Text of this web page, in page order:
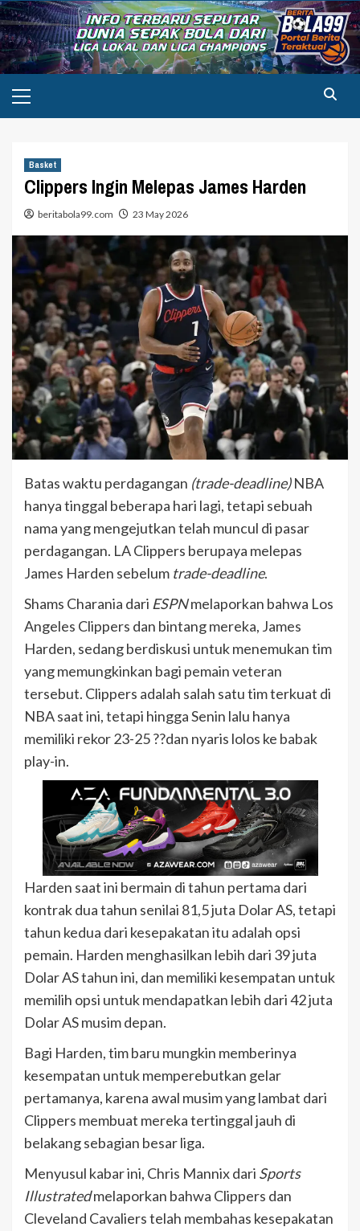
Skip
to
content
Menu
Basket
Clippers Ingin Melepas James Harden
beritabola99.com 23 May 2026
Batas waktu perdagangan (trade-deadline)NBA
hanya tinggal beberapa hari lagi, tetapi sebuah
nama yang mengejutkan telah muncul di pasar
perdagangan. LA Clippers berupaya melepas
James Harden sebelum trade-deadline.
Shams Charania dari ESPNmelaporkan bahwa Los
Angeles Clippers dan bintang mereka, James
Harden, sedang berdiskusi untuk menemukan tim
yang memungkinkan bagi pemain veteran
tersebut. Clippers adalah salah satu tim terkuat di
NBA saat ini, tetapi hingga Senin lalu hanya
memiliki rekor 23-25 ??dan nyaris lolos ke babak
play-in.
Harden saat ini bermain di tahun pertama dari
kontrak dua tahun senilai 81,5 juta Dolar AS, tetapi
tahun kedua dari kesepakatan itu adalah opsi
pemain. Harden menghasilkan lebih dari 39 juta
Dolar AS tahun ini, dan memiliki kesempatan untuk
memilih opsi untuk mendapatkan lebih dari 42 juta
Dolar AS musim depan.
Bagi Harden, tim baru mungkin memberinya
kesempatan untuk memperebutkan gelar
pertamanya, karena awal musim yang lambat dari
Clippers membuat mereka tertinggal jauh di
belakang sebagian besar liga.
Menyusul kabar ini, Chris Mannix dari Sports
Illustratedmelaporkan bahwa Clippers dan
Cleveland Cavaliers telah membahas kesepakatan